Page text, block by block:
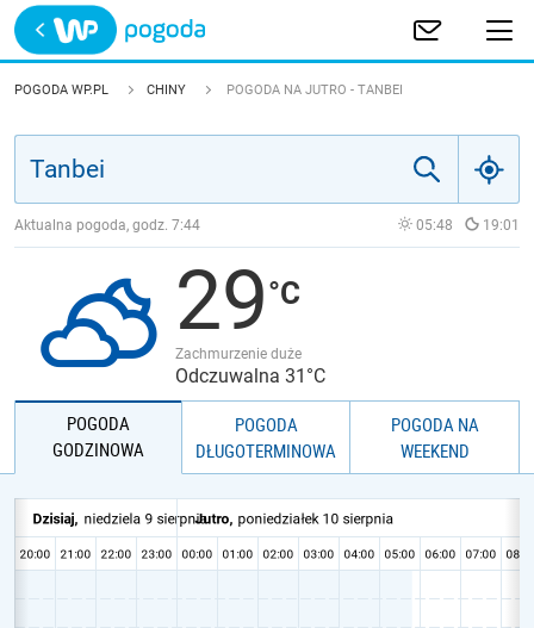
Trwa ładowanie
POLSKA
POGODA WP.PL CHINY POGODA NA JUTRO - TANBEI
Aktualna pogoda, godz. 7:44 05:48 19:01
29
Zachmurzenie duże
Odczuwalna 31°C
POGODA
GODZINOWA
POGODA
DŁUGOTERMINOWA
POGODA NA
WEEKEND